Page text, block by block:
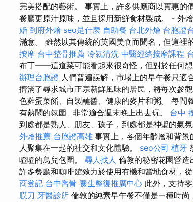
完美搭配的藝術。 事實上，許多供應商以實惠
餐廳更原汁原味，並且採用新鮮食材製成。 - 外燴
婚 到府外燴 seo是什麼 自助餐 台北外燴 台胞證
滿意。 雖然以其傳統的英國美食而聞名，但這裡
按摩 台中整骨推薦 冷氣清洗 中醫經絡按摩課程
布丁——這道菜可能看起來很奇怪，但對於任何想
辦理台胞證 人們普遍誤解，市場上的早午餐只適
擠滿了尋求城市正宗新鮮風味的居民，將每次參
色雞蛋菜餚、自製蘸醬、健康的麥片和粥。 每間
有熱鬧的氛圍…非常適合週末晚上出去玩。 台中
到處都是熟人、朋友、孩子，到處都是神聖的氣氛
外燴推薦 台胞證高雄 事實上，各個年齡層和背
人聚集在一起的社交和文化體驗。 seo公司 植牙
喳喳的鳥兒包圍。 尋人找人 倫敦的秘密花園營造
許多餐廳和咖啡館致力於使用有機和當地食材，
商登記 台中喬骨 養生整復推廣中心 此外，支持
膜刀 牙醫診所 倫敦的純素早午餐不僅是一種時尚